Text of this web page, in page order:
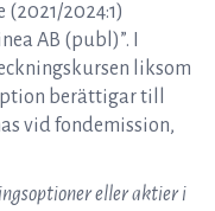
2024:1)
AB (publ)”. I
liksom
berättigar till
vid fondemission,
eller aktier i